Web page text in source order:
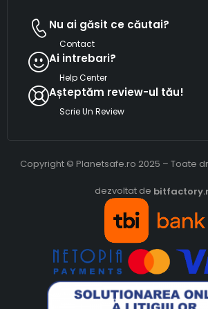
Nu ai găsit ce căutai?
Contact
Ai intrebari?
Help Center
Așteptăm review-ul tău!
Scrie Un Review
Copyright © Planetsafe.ro 2025 – Toate
dezvoltat de